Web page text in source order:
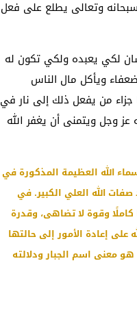
وتعالى يطلع على فعل
لكي يعبده ولكي تكون له
ويأكل مال الناس
جزاء من يفعل ذلك إلى نار في
وجل ويتمنى أن يغفر الله
الله العظيمة المذكورة في
الله العلي الكبير. في
كاملًا وقوة لا تضاهى، وقدرة
على إعادة الأمور إلى حالتها
هو معنى اسم الجبار ودلالته